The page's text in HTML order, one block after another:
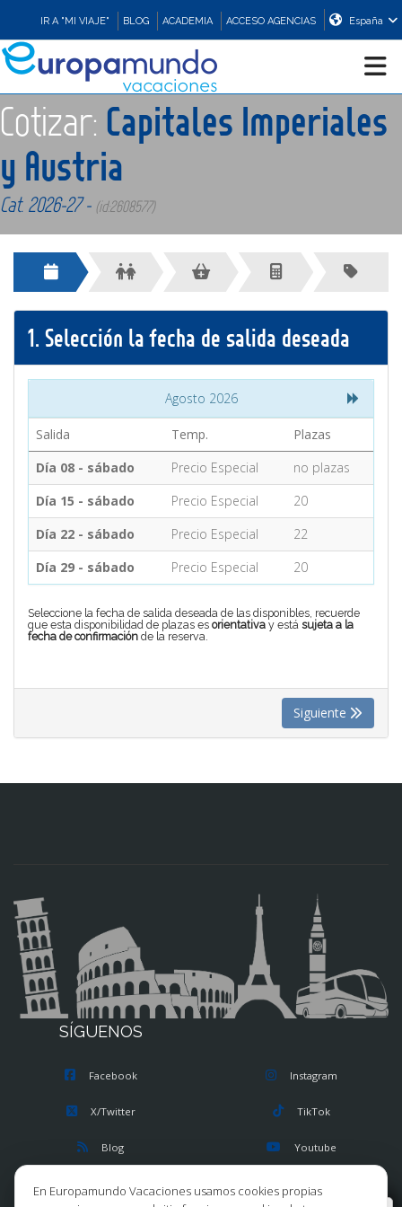
IR A "MI VIAJE" BLOG ACADEMIA ACCESO AGENCIAS España
CRUCEROS
PROMOCIONES
COMPRAR
CONTACTO
MÁS
Cotizar: Capitales Imperiales
y Austria
Cat. 2026-27 - (id:2608577)
1. Selección la fecha de salida deseada
Agosto 2026
Salida Temp.
Plazas
Día 08 - sábado
Precio Especial
no plazas
Día 15 - sábado
Precio Especial
20
Día 22 - sábado
Precio Especial
22
Día 29 - sábado
Precio Especial 20
Seleccione la fecha de salida deseada de las disponibles, recuerde
que esta disponibilidad de plazas es orientativa y está sujeta a la
fecha de confirmación de la reserva.
Siguiente
SÍGUENOS
Facebook
X/Twitter
Blog
Instagram
TikTok
Youtube
En Europamundo Vacaciones usamos cookies propias